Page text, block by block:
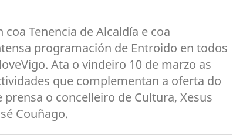
Tenencia de Alcaldía e coa
programación de Entroido en todos
Ata o vindeiro 10 de marzo as
que complementan a oferta do
o concelleiro de Cultura, Xesus
Couñago.